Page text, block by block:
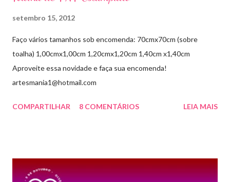
setembro 15, 2012
Faço vários tamanhos sob encomenda: 70cmx70cm (sobre
toalha) 1,00cmx1,00cm 1,20cmx1,20cm 1,40cm x1,40cm
Aproveite essa novidade e faça sua encomenda!
artesmania1@hotmail.com
COMPARTILHAR 8 COMENTÁRIOS LEIA MAIS